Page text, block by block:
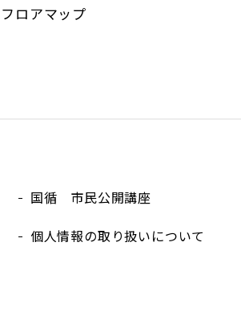
フロアマップ
国循 市民公開講座
個人情報の取り扱いについて